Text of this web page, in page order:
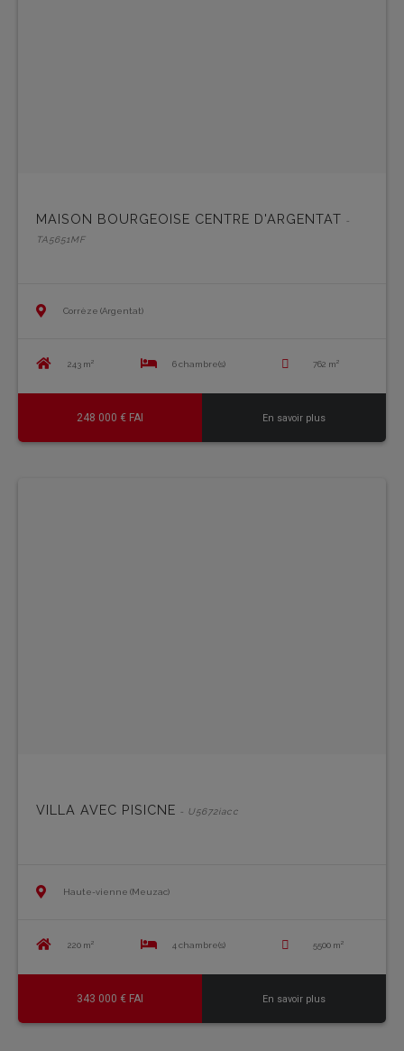
MAISON BOURGEOISE CENTRE D'ARGENTAT -
TA5651MF
Corrèze (Argentat)
243 m² 6 chambre(s) 762 m²
248 000 € FAI En savoir plus
VILLA AVEC PISICNE - U5672iacc
Haute-vienne (Meuzac)
220 m² 4 chambre(s) 5500 m²
343 000 € FAI En savoir plus